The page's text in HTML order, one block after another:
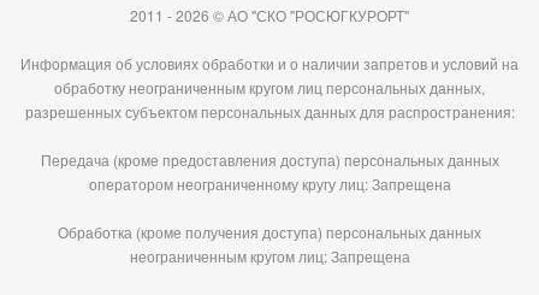
2011 - 2026 © АО "СКО "РОСЮГКУРОРТ"
Информация об условиях обработки и о наличии запретов и условий на
обработку неограниченным кругом лиц персональных данных,
разрешенных субъектом персональных данных для распространения:
Передача (кроме предоставления доступа) персональных данных
оператором неограниченному кругу лиц: Запрещена
Обработка (кроме получения доступа) персональных данных
неограниченным кругом лиц: Запрещена